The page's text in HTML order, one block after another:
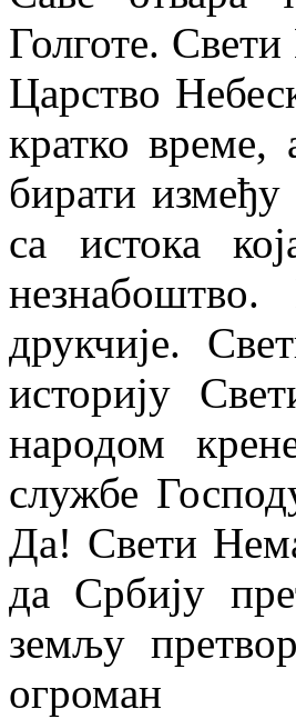
Голготе.
Царство
кратко време,
бирати
са истока
друкчије.
историју
народом
службе
Да! Свети
да Србију
земљу
огроман